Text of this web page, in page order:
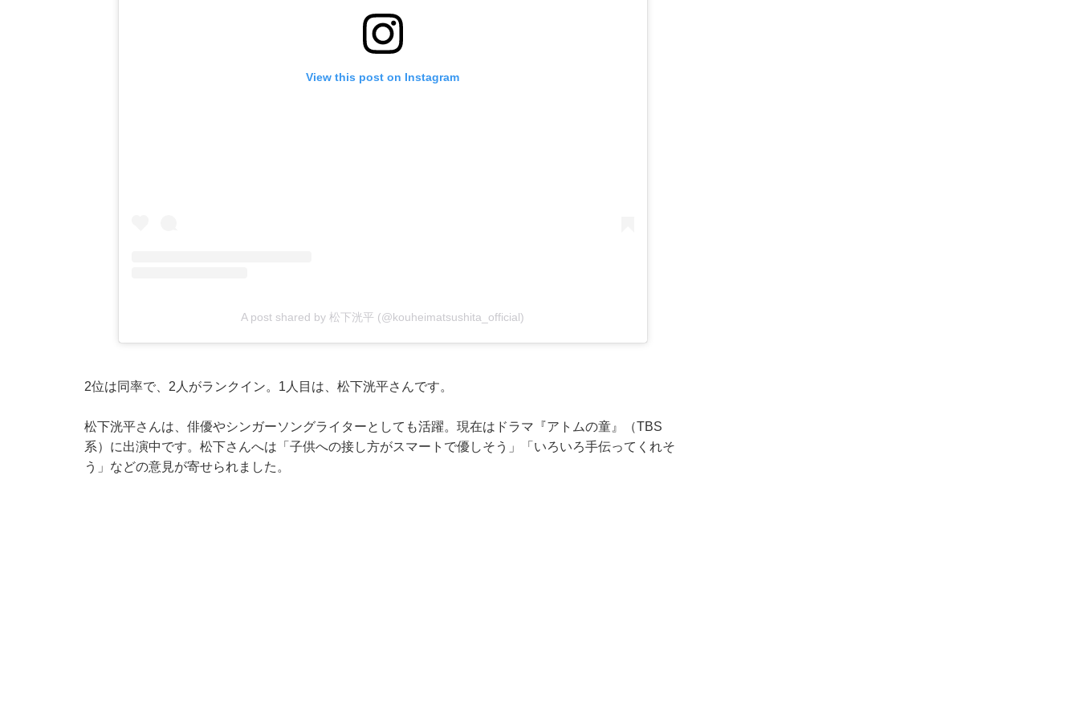
View this post on Instagram
A post shared by 松下洸平 (@kouheimatsushita_official)
2位は同率で、2人がランクイン。1人目は、松下洸平さんです。
松下洸平さんは、俳優やシンガーソングライターとしても活躍。現在はドラマ『アトムの童』（TBS
系）に出演中です。松下さんへは「子供への接し方がスマートで優しそう」「いろいろ手伝ってくれそ
う」などの意見が寄せられました。